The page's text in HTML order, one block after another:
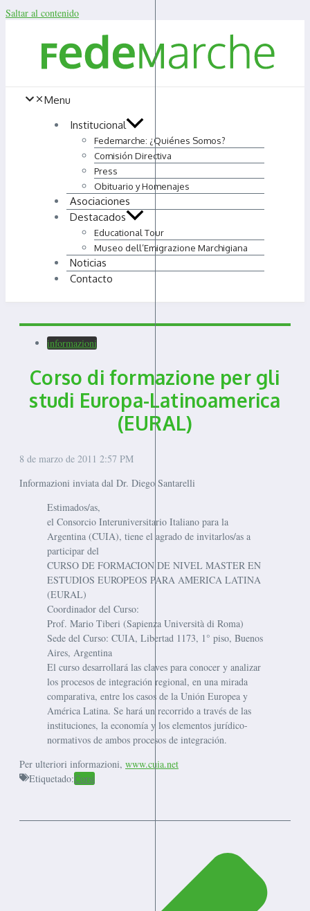
Saltar al contenido
Menu
Institucional
Fedemarche: ¿Quiénes Somos?
Comisión Directiva
Press
Obituario y Homenajes
Asociaciones
Destacados
Educational Tour
Museo dell’Emigrazione Marchigiana
Noticias
Contacto
informazioni
Corso di formazione per gli
studi Europa-Latinoamerica
(EURAL)
8 de marzo de 2011 2:57 PM
Informazioni inviata dal Dr. Diego Santarelli
Estimados/as,
el Consorcio Interuniversitario Italiano para la
Argentina (CUIA), tiene el agrado de invitarlos/as a
participar del
CURSO DE FORMACION DE NIVEL MASTER EN
ESTUDIOS EUROPEOS PARA AMERICA LATINA
(EURAL)
Coordinador del Curso:
Prof. Mario Tiberi (Sapienza Università di Roma)
Sede del Curso: CUIA, Libertad 1173, 1° piso, Buenos
Aires, Argentina
El curso desarrollará las claves para conocer y analizar
los procesos de integración regional, en una mirada
comparativa, entre los casos de la Unión Europea y
América Latina. Se hará un recorrido a través de las
instituciones, la economía y los elementos jurídico-
normativos de ambos procesos de integración.
Per ulteriori informazioni, www.cuia.net
Etiquetado:Corsi